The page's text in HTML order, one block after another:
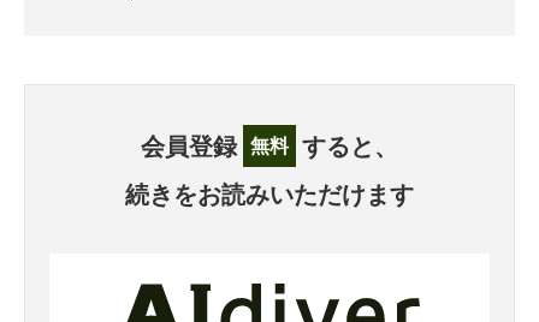
会員登録 無料 すると、
続きをお読みいただけます